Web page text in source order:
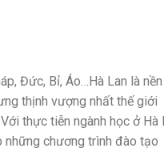
Đức, Bỉ, Áo…Hà Lan là nền
thịnh vượng nhất thế giới
thực tiễn ngành học ở Hà
chương trình đào tạo